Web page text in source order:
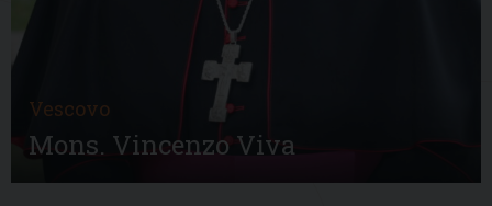
Vescovo
Mons. Vincenzo Viva